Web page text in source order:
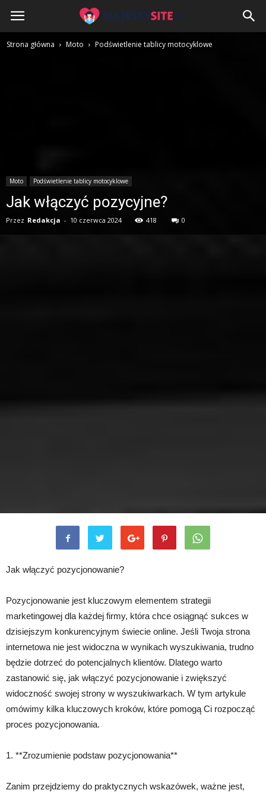
MajestySite.pl
Strona główna Moto Podświetlenie tablicy motocyklowe
Moto Podświetlenie tablicy motocyklowe
Jak włączyć pozycyjne?
Przez Redakcja - 10 czerwca 2024 418 0
Jak włączyć pozycjonowanie?
Pozycjonowanie jest kluczowym elementem strategii
marketingowej dla każdej firmy, która chce osiągnąć sukces w
dzisiejszym konkurencyjnym świecie online. Jeśli Twoja strona
internetowa nie jest widoczna w wynikach wyszukiwania, trudno
będzie dotrzeć do potencjalnych klientów. Dlatego warto
zastanowić się, jak włączyć pozycjonowanie i zwiększyć
widoczność swojej strony w wyszukiwarkach. W tym artykule
omówimy kilka kluczowych kroków, które pomogą Ci rozpocząć
proces pozycjonowania.
1. **Zrozumienie podstaw pozycjonowania**
Zanim przejdziemy do praktycznych wskazówek, ważne jest,